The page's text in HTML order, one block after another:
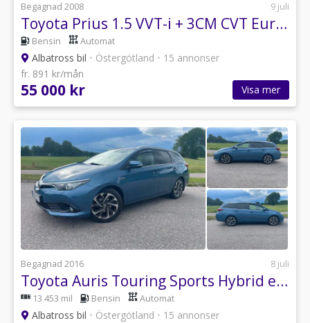
Begagnad 2008 9 juli
Toyota Prius 1.5 VVT-i + 3CM CVT Euro 4
Bensin Automat
Albatross bil • Östergötland • 15 annonser
fr. 891 kr/mån
55 000 kr Visa mer
Begagnad 2016 8 juli
Toyota Auris Touring Sports Hybrid e-CVT Active Plus Euro 6
13 453 mil Bensin Automat
Albatross bil • Östergötland • 15 annonser